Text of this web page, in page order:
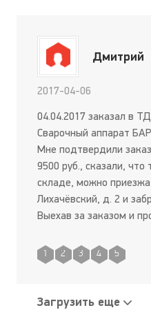
Дмитрий
2017-04-06
04.04.2017 заказал в
Сварочный аппарат
Мне подтвердили
9500 руб., сказали, что
складе, можно
Лихачёвский, д. 2 и
Выехав за заказом и
аппарата до 12500
удивлен разговором с
1 2 3 4 5
Загрузить еще